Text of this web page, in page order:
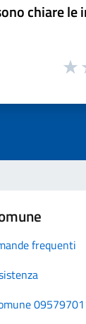
chiare
frequenti